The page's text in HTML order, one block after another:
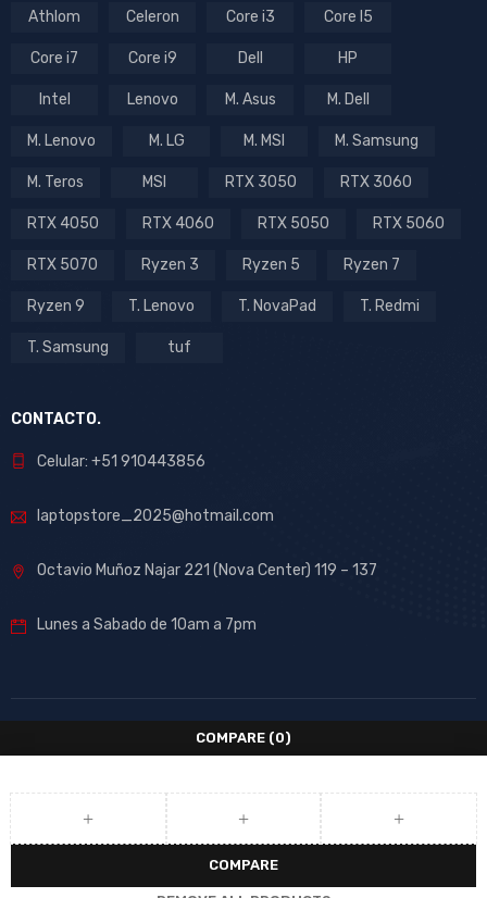
Athlom Celeron Core i3 Core I5
Core i7 Core i9 Dell HP
Intel Lenovo M. Asus M. Dell
M. Lenovo M. LG M. MSI M. Samsung
M. Teros MSI RTX 3050 RTX 3060
RTX 4050 RTX 4060 RTX 5050 RTX 5060
RTX 5070 Ryzen 3 Ryzen 5 Ryzen 7
Ryzen 9 T. Lenovo T. NovaPad T. Redmi
T. Samsung tuf
CONTACTO.
Celular: +51 910443856
laptopstore_2025@hotmail.com
Octavio Muñoz Najar 221 (Nova Center) 119 – 137
Lunes a Sabado de 10am a 7pm
COMPARE (0)
COMPARE